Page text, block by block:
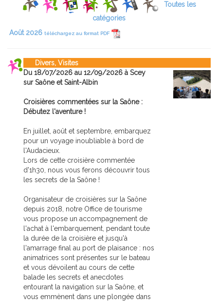
Toutes les
catégories
Août 2026 téléchargez au format PDF
Divers, Visites
Du 18/07/2026 au 12/09/2026 à Scey
sur Saône et Saint-Albin
Croisières commentées sur la Saône :
Débutez l'aventure !
En juillet, août et septembre, embarquez
pour un voyage inoubliable à bord de
l'Audacieux.
Lors de cette croisière commentée
d'1h30, nous vous ferons découvrir tous
les secrets de la Saône !
Organisateur de croisières sur la Saône
depuis 2018, notre Office de tourisme
vous propose un accompagnement de
l'achat à l'embarquement, pendant toute
la durée de la croisière et jusqu'à
l'amarrage final au port de plaisance : nos
animatrices sont présentes sur le bateau
et vous dévoilent au cours de cette
balade les secrets et anecdotes
entourant la navigation sur la Saône, et
vous emmènent dans une plongée dans